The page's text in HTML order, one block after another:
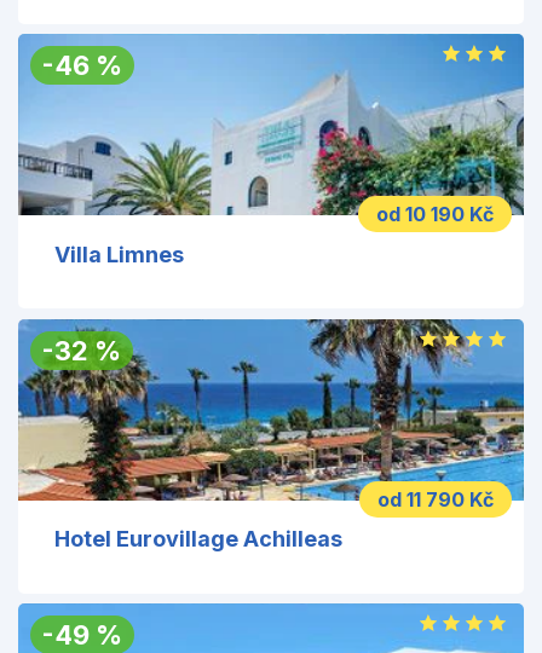
od 10 190 Kč
-46 %
Villa Limnes
od 11 790 Kč
-32%
Hotel Eurovillage Achilleas
-49 %